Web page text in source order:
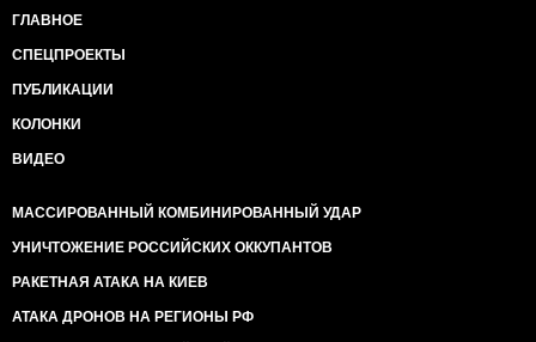
ГЛАВНОЕ
СПЕЦПРОЕКТЫ
ПУБЛИКАЦИИ
КОЛОНКИ
ВИДЕО
МАССИРОВАННЫЙ КОМБИНИРОВАННЫЙ УДАР
УНИЧТОЖЕНИЕ РОССИЙСКИХ ОККУПАНТОВ
РАКЕТНАЯ АТАКА НА КИЕВ
АТАКА ДРОНОВ НА РЕГИОНЫ РФ